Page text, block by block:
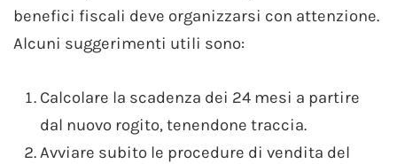
benefici fiscali deve organizzarsi con attenzione.
Alcuni suggerimenti utili sono:
Calcolare la scadenza dei 24 mesi a partire
dal nuovo rogito, tenendone traccia.
Avviare subito le procedure di vendita del